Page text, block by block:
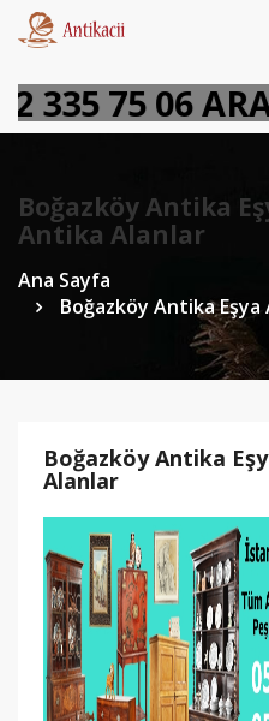
75 06
Boğazköy Antika
Antika Alanlar
Ana Sayfa
Boğazköy Antika
Boğazköy Antika
Alanlar